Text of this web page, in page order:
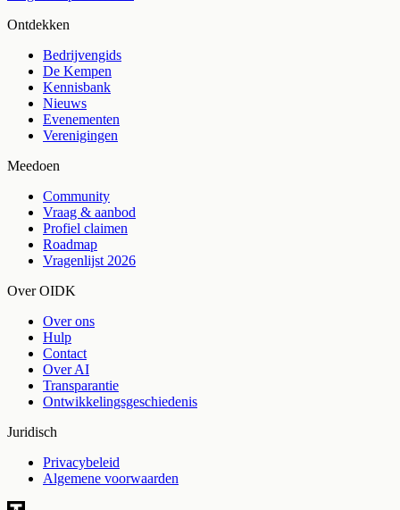
Ontdekken
Bedrijvengids
De Kempen
Kennisbank
Nieuws
Evenementen
Verenigingen
Meedoen
Community
Vraag & aanbod
Profiel claimen
Roadmap
Vragenlijst 2026
Over OIDK
Over ons
Hulp
Contact
Over AI
Transparantie
Ontwikkelingsgeschiedenis
Juridisch
Privacybeleid
Algemene voorwaarden